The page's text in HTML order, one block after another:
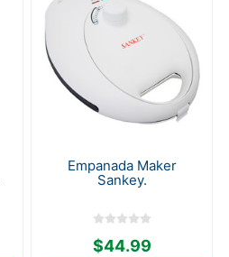
Empanada Maker
Sankey.
$44.99